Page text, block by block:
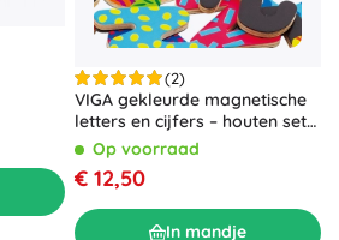
(2)
VIGA gekleurde magnetische
letters en cijfers – houten set
van 77 stuks
Op voorraad
€ 12,50
In mandje